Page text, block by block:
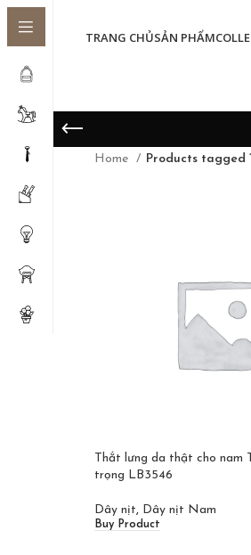
TRANG CHỦSẢN PHẨM
Home Products tagged
Thắt lưng da thật cho nam
trọng LB3546
Dây nịt, Dây nịt Nam
Buy Product